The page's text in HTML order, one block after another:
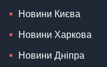
Новини Києва
Новини Харкова
Новини Дніпра